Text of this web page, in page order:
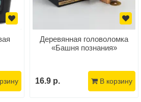
Деревянная головоломка
«Башня познания»
16.9 р. В корзину